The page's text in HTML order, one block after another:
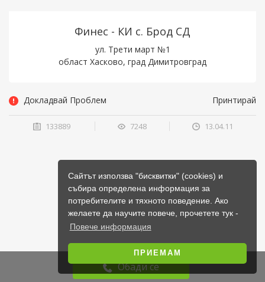
Сайтът използва "бисквитки" (cookies) и
събира определена информация за
потребителите и тяхното поведение. Ако
желаете да научите повече, прочетете тук -
Повече информация
ПРИЕМАМ
Финес - КИ с. Брод СД
ул. Трети март №1
област Хасково, град Димитровград
Обади се
Докладвай Проблем Принтирай
133889 7248 13.04.11